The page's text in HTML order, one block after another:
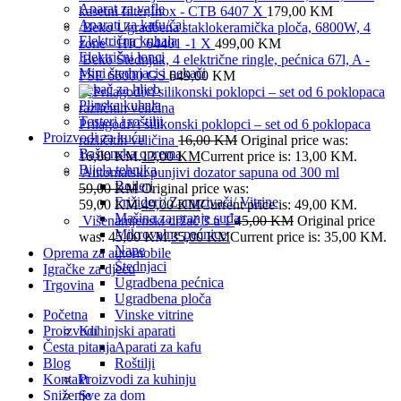
Aparat za vafle
Aparati za kafu/čaj
Električna kuhala
Električni lonci
Mini štednjaci i pekači
Pekač za hljeb
Plinska kuhala
Tosteri i roštilji
Proizvodi za kuću
Baštenska oprema
Bijela tehnika
Bojleri
Frižideri/ Zamrzivači/ Vitrine
Mašina za pranje suđa
Mikrovalne pećnice
Nape
Štednjaci
Ugradbena pećnica
Ugradbena ploča
Vinske vitrine
Kuhinjski aparati
Aparati za kafu
Roštilji
Proizvodi za kuhinju
Sve za dom
kasetni filter,Inox - CTB 6407 X 179,00 KM
Beko Ugradbena staklokeramička ploča, 6800W, 4
zone - HIC 64401 -1 X 499,00 KM
Beko Štednjak, 4 električne ringle, pećnica 67l, A -
FSE 66000 GS649,00 KM
Prilagodivi silikonski poklopci – set od 6 poklopaca
različitih veličina 16,00KM Original price was:
16,00 KM.13,00KMCurrent price is: 13,00 KM.
Automatski punjivi dozator sapuna od 300 ml
59,00KM Original price was:
59,00 KM.49,00KMCurrent price is: 49,00 KM.
Višenamjenski držač 3 u 145,00KM Original price
was: 45,00 KM.35,00KMCurrent price is: 35,00 KM.
Oprema za automobile
Igračke za djecu
Trgovina
Početna
Proizvodi
Česta pitanja
Blog
Kontakt
Sniženje